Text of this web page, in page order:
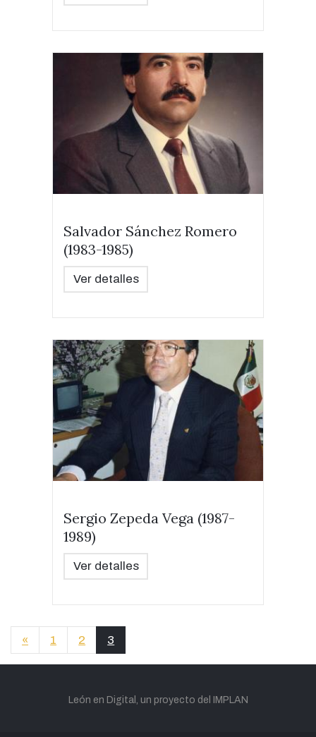
Salvador Sánchez Romero
(1983-1985)
Ver detalles
Sergio Zepeda Vega (1987-
1989)
Ver detalles
« 1 2 3
León en Digital, un proyecto del IMPLAN